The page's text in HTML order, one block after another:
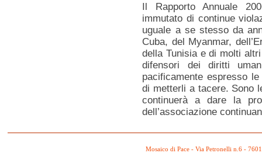
Il Rapporto Annuale
immutato di continue
uguale a se stesso da
Cuba, del Myanmar,
della Tunisia e di molti
difensori dei diritti
pacificamente espresso
di metterli a tacere. Sono
continuerà a dare la
dell’associazione
Mosaico di Pace - Via Petronelli n.6 -